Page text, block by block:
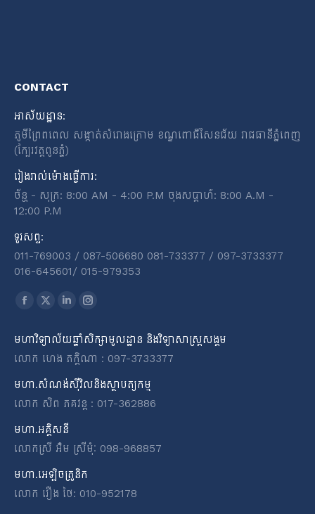
CONTACT
អាស័យដ្ឋាន:
ភូមីព្រៃពពេល សង្កាត់សំរោងក្រោម ខណ្ឌពោធិ៍សែនជ័យ រាជធានីភ្នំពេញ
(ក្បែរវត្តពូនភ្នំ)
រៀងរាល់ម៉ោងធ្វើការ:
ច័ន្ហ - សុក្រ: 8:00 AM - 4:00 P.M ចុងសប្តាហ៍: 8:00 A.M -
12:00 P.M
ទូរសព្ទ:
011-769003 / 087-506680 081-733377 / 097-3733377
016-645601​/​ 015-979353
Find us on:
Facebook
opens
in
new
window
X
opens
in
new
window
Linkedin
opens
in
new
window
Instagram
opens
in
new
window
មហាវិទ្យាល័យឆ្នាំសិក្សាមូលដ្ឋាន និងវិទ្យាសាស្ត្រសង្គម
លោក ហេង ភក្តិណា : 097-3733377
មហា.សំណង់ស៊ីវិលនិងស្ថាបត្យកម្ម
លោក សិព ភគវន្ត : 017-362886
មហា.អគ្គិសនី
លោកស្រី អ៉ឹម ស្រីមុំៈ 098-968857
មហា.អេឡិចត្រូនិក
លោក រឿង ថៃ: 010-952178